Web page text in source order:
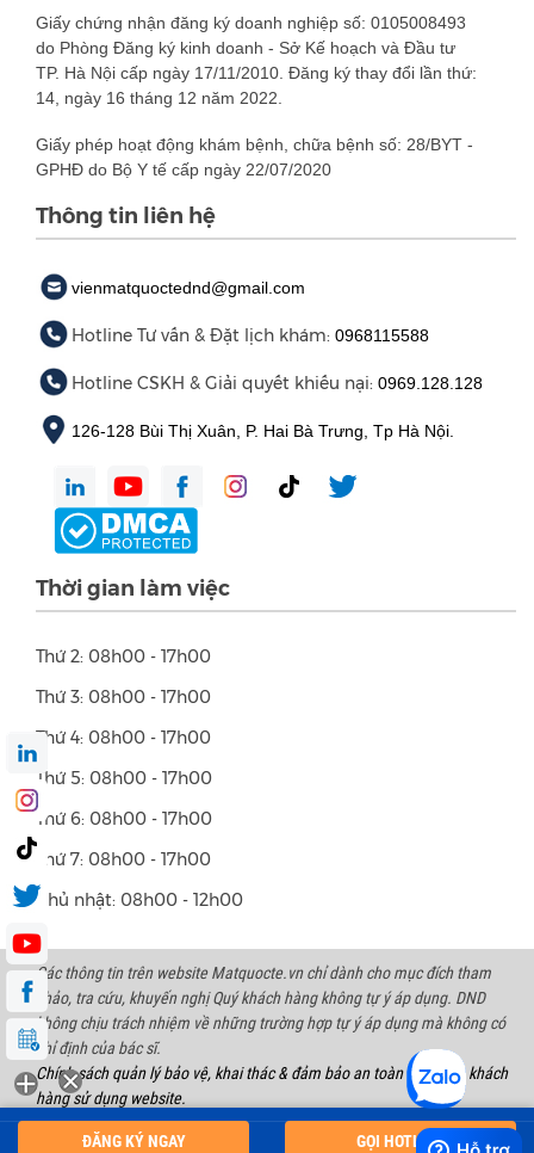
Giấy chứng nhận đăng ký doanh nghiệp số: 0105008493
do Phòng Đăng ký kinh doanh - Sở Kế hoạch và Đầu tư
TP. Hà Nội cấp ngày 17/11/2010. Đăng ký thay đổi lần thứ:
14, ngày 16 tháng 12 năm 2022.
Giấy phép hoạt động khám bệnh, chữa bệnh số: 28/BYT -
GPHĐ do Bộ Y tế cấp ngày 22/07/2020
Thông tin liên hệ
vienmatquoctednd@gmail.com
Hotline Tư vấn & Đặt lịch khám: 0968115588
Hotline CSKH & Giải quyết khiếu nại: 0969.128.128
126-128 Bùi Thị Xuân, P. Hai Bà Trưng, Tp Hà Nội.
Thời gian làm việc
Thứ 2: 08h00 - 17h00
Thứ 3: 08h00 - 17h00
Thứ 4: 08h00 - 17h00
Thứ 5: 08h00 - 17h00
Thứ 6: 08h00 - 17h00
Thứ 7: 08h00 - 17h00
Chủ nhật: 08h00 - 12h00
Các thông tin trên website Matquocte.vn chỉ dành cho mục đích tham
khảo, tra cứu, khuyến nghị Quý khách hàng không tự ý áp dụng. DND
không chịu trách nhiệm về những trường hợp tự ý áp dụng mà không có
chỉ định của bác sĩ.
Chính sách quản lý bảo vệ, khai thác & đảm bảo an toàn thông tin khách
hàng sử dụng website.
Copyright 2023 International Eye Hospital | All right reserved. Address:
128 Bùi Thị Xuân Str, Hà Nội.
ĐĂNG KÝ NGAY GỌI HOTLINE